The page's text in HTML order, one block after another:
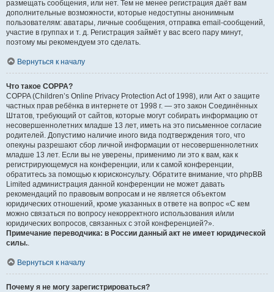
размещать сообщения, или нет. Тем не менее регистрация даёт вам
дополнительные возможности, которые недоступны анонимным
пользователям: аватары, личные сообщения, отправка email-сообщений,
участие в группах и т. д. Регистрация займёт у вас всего пару минут,
поэтому мы рекомендуем это сделать.
Вернуться к началу
Что такое COPPA?
COPPA (Children’s Online Privacy Protection Act of 1998), или Акт о защите
частных прав ребёнка в интернете от 1998 г. — это закон Соединённых
Штатов, требующий от сайтов, которые могут собирать информацию от
несовершеннолетних младше 13 лет, иметь на это письменное согласие
родителей. Допустимо наличие иного вида подтверждения того, что
опекуны разрешают сбор личной информации от несовершеннолетних
младше 13 лет. Если вы не уверены, применимо ли это к вам, как к
регистрирующемуся на конференции, или к самой конференции,
обратитесь за помощью к юрисконсульту. Обратите внимание, что phpBB
Limited администрация данной конференции не может давать
рекомендаций по правовым вопросам и не является объектом
юридических отношений, кроме указанных в ответе на вопрос «С кем
можно связаться по вопросу некорректного использования и/или
юридических вопросов, связанных с этой конференцией?».
Примечание переводчика: в России данный акт не имеет юридической
силы..
Вернуться к началу
Почему я не могу зарегистрироваться?